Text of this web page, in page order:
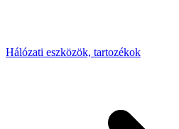
Hálózati eszközök, tartozékok